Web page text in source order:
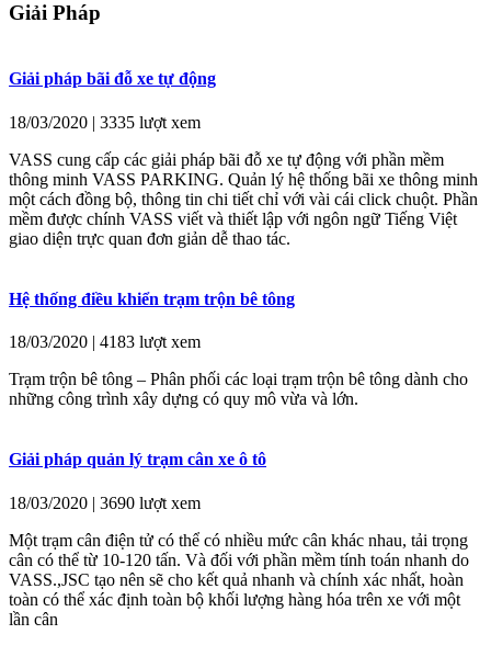
Giải Pháp
Giải pháp bãi đỗ xe tự động
18/03/2020 | 3335 lượt xem
VASS cung cấp các giải pháp bãi đỗ xe tự động với phần mềm
thông minh VASS PARKING. Quản lý hệ thống bãi xe thông minh
một cách đồng bộ, thông tin chi tiết chỉ với vài cái click chuột. Phần
mềm được chính VASS viết và thiết lập với ngôn ngữ Tiếng Việt
giao diện trực quan đơn giản dễ thao tác.
Hệ thống điều khiển trạm trộn bê tông
18/03/2020 | 4183 lượt xem
Trạm trộn bê tông – Phân phối các loại trạm trộn bê tông dành cho
những công trình xây dựng có quy mô vừa và lớn.
Giải pháp quản lý trạm cân xe ô tô
18/03/2020 | 3690 lượt xem
Một trạm cân điện tử có thể có nhiều mức cân khác nhau, tải trọng
cân có thể từ 10-120 tấn. Và đối với phần mềm tính toán nhanh do
VASS.,JSC tạo nên sẽ cho kết quả nhanh và chính xác nhất, hoàn
toàn có thể xác định toàn bộ khối lượng hàng hóa trên xe với một
lần cân